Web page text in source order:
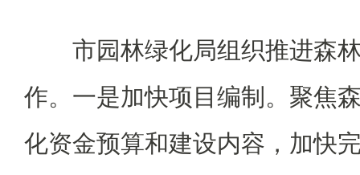
市园林绿化局组织推进森
作。一是加快项目编制。聚焦
化资金预算和建设内容，加快